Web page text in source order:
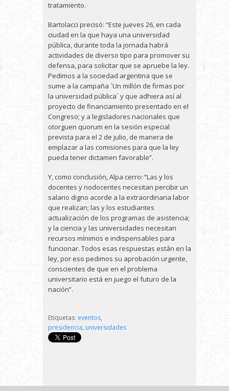
tratamiento.
Bartolacci precisó: “Este jueves 26, en cada
ciudad en la que haya una universidad
pública, durante toda la jornada habrá
actividades de diverso tipo para promover su
defensa, para solicitar que se apruebe la ley.
Pedimos a la sociedad argentina que se
sume a la campaña ´Un millón de firmas por
la universidad pública´ y que adhiera así al
proyecto de financiamiento presentado en el
Congreso; y a legisladores nacionales que
otorguen quorum en la sesión especial
prevista para el 2 de julio, de manera de
emplazar a las comisiones para que la ley
pueda tener dictamen favorable”.
Y, como conclusión, Alpa cerro: “Las y los
docentes y nodocentes necesitan percibir un
salario digno acorde a la extraordinaria labor
que realizan; las y los estudiantes
actualización de los programas de asistencia;
y la ciencia y las universidades necesitan
recursos mínimos e indispensables para
funcionar. Todos esas respuestas están en la
ley, por eso pedimos su aprobación urgente,
conscientes de que en el problema
universitario está en juego el futuro de la
nación”.
Etiquetas: eventos,
presidencia, universidades